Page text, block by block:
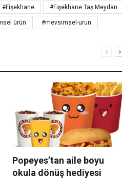
#Fişekhane #Fişekhane Taş Meydan
ürün #mevsimsel-urun
Popeyes’tan aile boyu
okula dönüş hediyesi